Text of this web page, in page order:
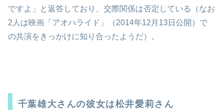
ですよ」と返答しており、交際関係は否定している（なお
2人は映画「アオハライド」（2014年12月13日公開）で
の共演をきっかけに知り合ったようだ）。
千葉雄大さんの彼女は松井愛莉さん